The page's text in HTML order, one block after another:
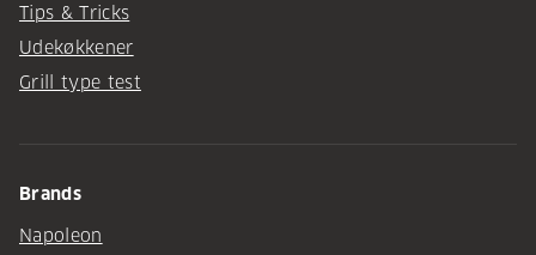
Tips & Tricks
Udekøkkener
Grill type test
Brands
Napoleon